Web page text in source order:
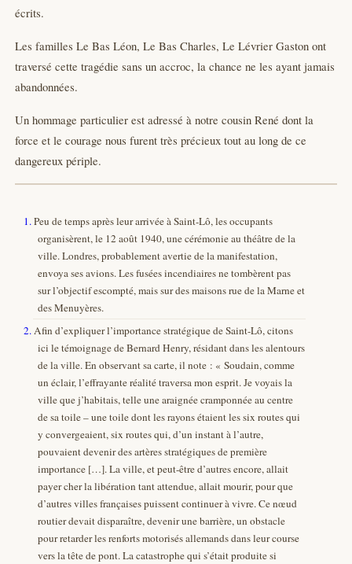
écrits.
Les familles Le Bas Léon, Le Bas Charles, Le Lévrier Gaston ont
traversé cette tragédie sans un accroc, la chance ne les ayant jamais
abandonnées.
Un hommage particulier est adressé à notre cousin René dont la
force et le courage nous furent très précieux tout au long de ce
dangereux périple.
1.Peu de temps après leur arrivée à Saint-Lô, les occupants
organisèrent, le 12 août 1940, une cérémonie au théâtre de la
ville. Londres, probablement avertie de la manifestation,
envoya ses avions. Les fusées incendiaires ne tombèrent pas
sur l’objectif escompté, mais sur des maisons rue de la Marne et
des Menuyères.
2.Afin d’expliquer l’importance stratégique de Saint-Lô, citons
ici le témoignage de Bernard Henry, résidant dans les alentours
de la ville. En observant sa carte, il note : « Soudain, comme
un éclair, l’effrayante réalité traversa mon esprit. Je voyais la
ville que j’habitais, telle une araignée cramponnée au centre
de sa toile – une toile dont les rayons étaient les six routes qui
y convergeaient, six routes qui, d’un instant à l’autre,
pouvaient devenir des artères stratégiques de première
importance […]. La ville, et peut-être d’autres encore, allait
payer cher la libération tant attendue, allait mourir, pour que
d’autres villes françaises puissent continuer à vivre. Ce nœud
routier devait disparaître, devenir une barrière, un obstacle
pour retarder les renforts motorisés allemands dans leur course
vers la tête de pont. La catastrophe qui s’était produite si